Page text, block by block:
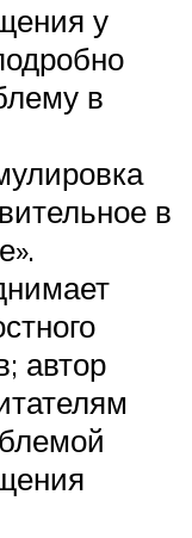
у
в
в
автор